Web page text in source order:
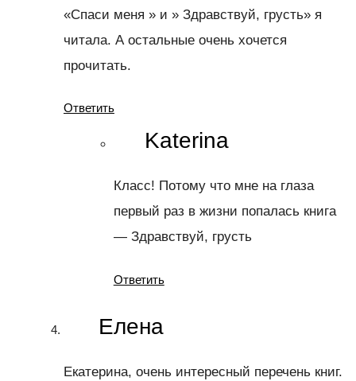
«Спаси меня » и » Здравствуй, грусть» я
читала. А остальные очень хочется
прочитать.
Ответить
Katerina
Класс! Потому что мне на глаза
первый раз в жизни попалась книга
— Здравствуй, грусть
Ответить
Елена
Екатерина, очень интересный перечень книг.